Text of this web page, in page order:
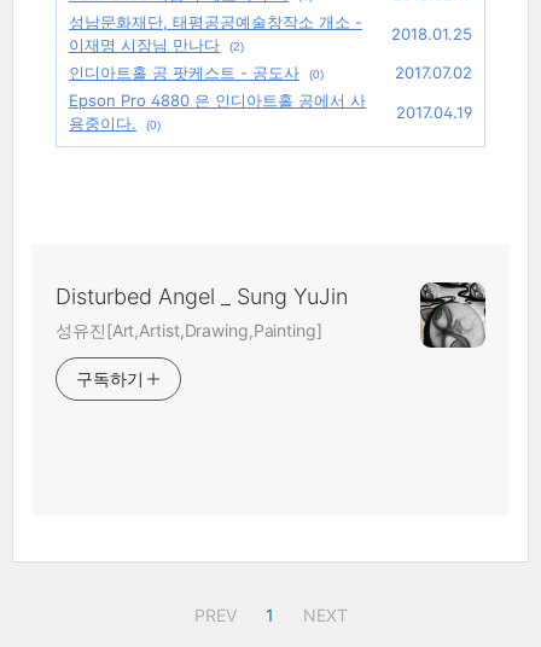
성남문화재단, 태평공공예술창작소 개소 -
이재명 시장님 만나다
(2)
2018.01.25
인디아트홀 공 팟케스트 - 공도사
(0)
2017.07.02
Epson Pro 4880 은 인디아트홀 공에서 사
용중이다.
(0)
2017.04.19
Disturbed Angel _ Sung YuJin
성유진[Art,Artist,Drawing,Painting]
구독하기
PREV 1 NEXT